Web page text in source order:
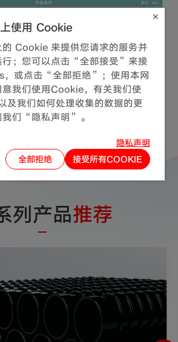
列产品推荐
使用 Cookie
Cookie 来提供您请求的服务并
行；您可以点击“全部接受”来接
，或点击“全部拒绝”；使用本网
我们使用Cookie，有关我们使
及我们如何处理收集的数据的更
我们“隐私声明”。
隐私声明
全部拒绝
接受所有COOKIE